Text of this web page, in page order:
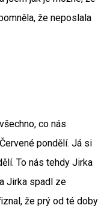
že neposlala
co nás
pondělí. Já si
To nás tehdy Jirka
Jirka spadl ze
že prý od té doby